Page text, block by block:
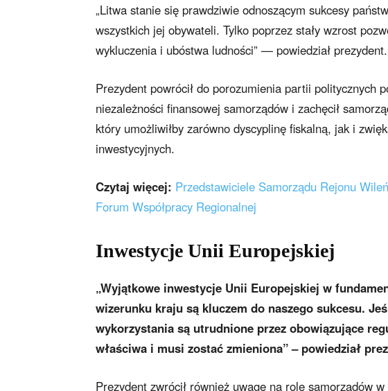
„Litwa stanie się prawdziwie odnoszącym sukcesy
wszystkich jej obywateli. Tylko poprzez stały wzrost
wykluczenia i ubóstwa ludności” — powiedział prezydent.
Prezydent powrócił do porozumienia partii politycznych
niezależności finansowej samorządów i zachęcił
który umożliwiłby zarówno dyscyplinę fiskalną, jak i
inwestycyjnych.
Czytaj więcej: Przedstawiciele Samorządu Rejonu
Forum Współpracy Regionalnej
Inwestycje Unii Europejskiej
„Wyjątkowe inwestycje Unii Europejskiej w
wizerunku kraju są kluczem do naszego sukcesu.
wykorzystania są utrudnione przez obowiązujące
właściwa i musi zostać zmieniona” – powiedział
Prezydent zwrócił również uwagę na rolę samorządów